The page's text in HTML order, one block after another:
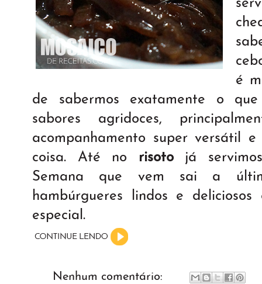
é
de sabermos exatamente o
sabores agridoces,
acompanhamento super versátil
coisa. Até no risotojá
Semana que vem sai a
hambúrgueres lindos e
especial.
Nenhum comentário: